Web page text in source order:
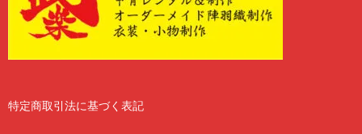
特定商取引法に基づく表記